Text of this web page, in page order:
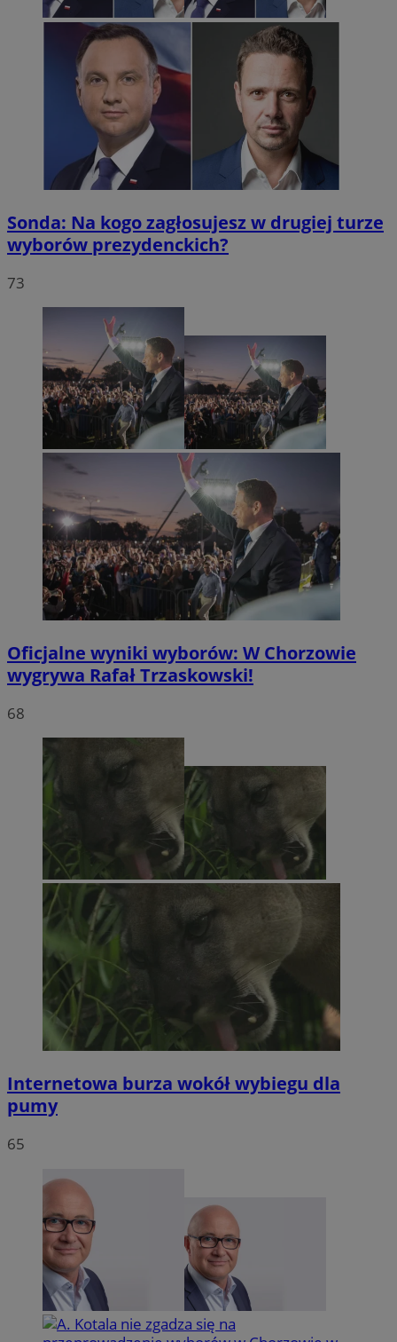
Sonda: Na kogo zagłosujesz w drugiej turze
wyborów prezydenckich?
73
Oficjalne wyniki wyborów: W Chorzowie
wygrywa Rafał Trzaskowski!
68
Internetowa burza wokół wybiegu dla
pumy
65